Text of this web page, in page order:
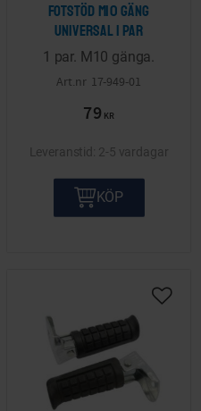
Fotstöd M10 gäng
Universal 1 par
1 par. M10 gänga.
17-949-01
79 KR
2-5 vardagar
KÖP
i önskelista Lägg